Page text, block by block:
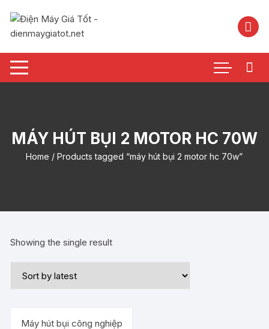
nội
MÁY HÚT BỤI 2 MOTOR HC 70W
Home / Products tagged “máy hút bụi 2 motor hc 70w”
Showing the single result
Đang ưu đãi!
Máy hút bụi công nghiệp